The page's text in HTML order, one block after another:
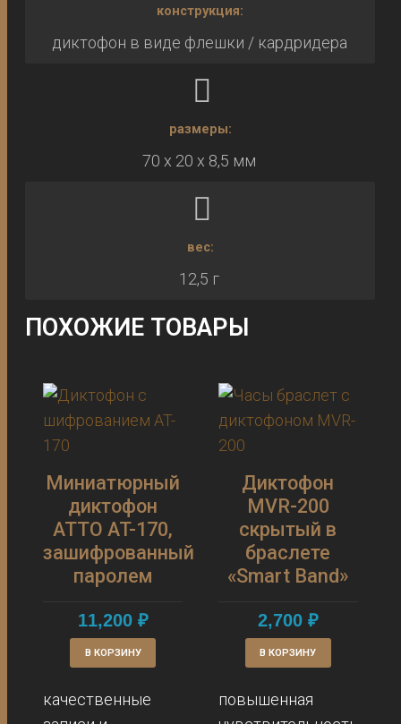
конструкция:
диктофон в виде флешки / кардридера
размеры:
70 х 20 х 8,5 мм
вес:
12,5 г
ПОХОЖИЕ ТОВАРЫ
Миниатюрный
диктофон
ATTO AT-170,
зашифрованный
паролем
11,200 ₽
В КОРЗИНУ
качественные
Диктофон
MVR-200
скрытый в
браслете
«Smart Band»
2,700 ₽
В КОРЗИНУ
повышенная